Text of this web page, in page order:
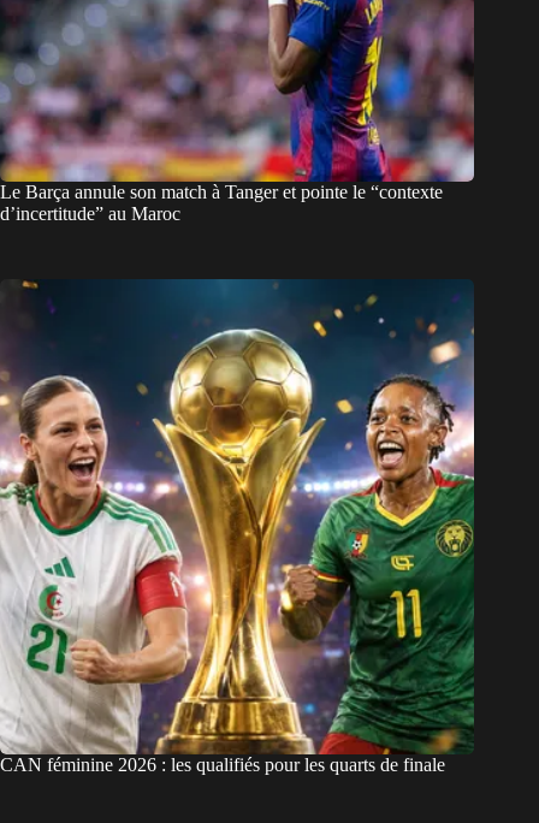
Le Barça annule son match à Tanger et pointe le “contexte
d’incertitude” au Maroc
CAN féminine 2026 : les qualifiés pour les quarts de finale